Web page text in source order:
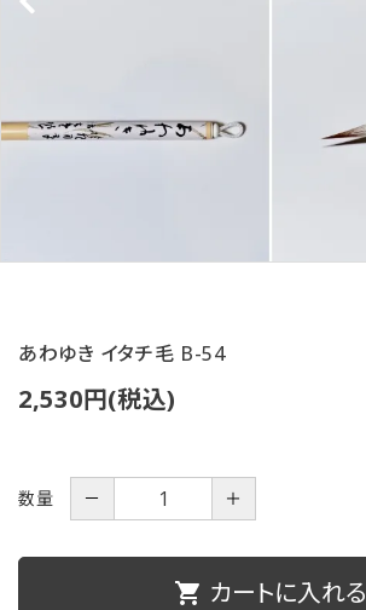
用途で選ぶ
ご利用ガイド
特定商取引法について
あわゆき イタチ毛 B-54
2,530円(税込)
数量 － ＋
shopping_cart カートに入れる